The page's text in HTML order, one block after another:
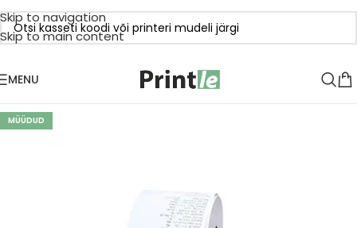
Skip to navigation
Skip to main content
MENU
MÜÜDUD